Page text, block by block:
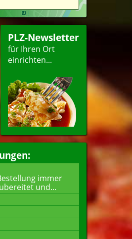
PLZ-Newsletter
für Ihren Ort
einrichten...
immer
und...